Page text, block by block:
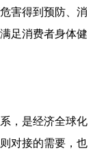
害得到预防、消
足消费者身体健
，是经济全球化
对接的需要，也